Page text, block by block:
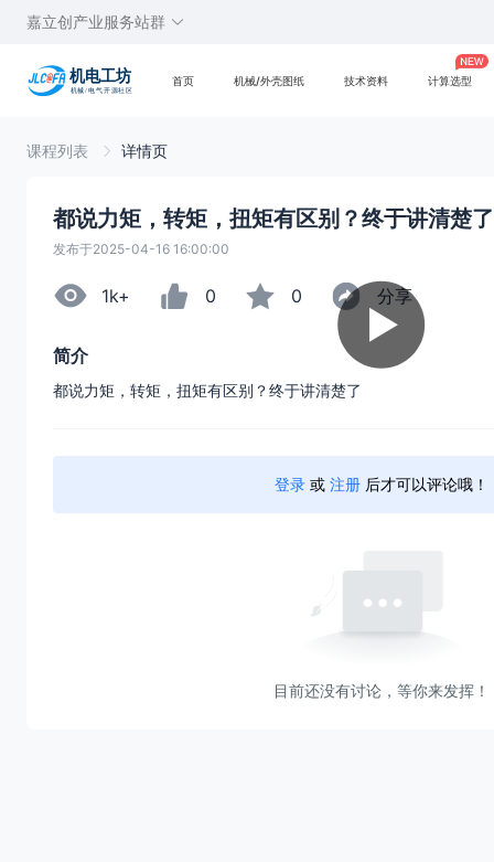
嘉立创产业服务站群
首页 机械/外壳图纸 技术资料 计算选型
课程列表 详情页
都说力矩，转矩，扭矩有区别？终于讲清楚了
发布于2025-04-16 16:00:00
1k+ 0 0 分享
简介
都说力矩，转矩，扭矩有区别？终于讲清楚了
登录 或 注册 后才可以评论哦！
目前还没有讨论，等你来发挥！